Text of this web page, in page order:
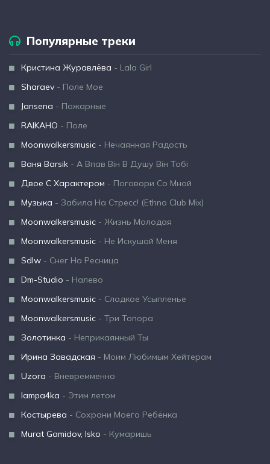
Популярные треки
Кристина Журавлёва - Lala Girl
Sharaev - Поле Мое
Jansena - Пожарные
RAIKAHO - Поле
Moonwalkersmusic - Нечаянная Радость
Ваня Barsik - А Впав Він В Душу Він Тобі
Двое С Характером - Поговори Со Мной
Музыка - Забила На Стресс! (Ethno Club Mix)
Moonwalkersmusic - Жизнь Молодая
Moonwalkersmusic - Не Искушай Меня
Sdlw - Снег На Ресница
Dm-Studio - Налево
Moonwalkersmusic - Сладкое Усыпленье
Moonwalkersmusic - Три Топора
Золотинка - Неприкаянный Ты
Ирина Завадская - Моим Любимым Хейтерам
Uzora - Вневремменно
lampa4ka - Этим летом
Костырева - Сохрани Моего Ребёнка
Murat Gamidov, Isko - Кумаришь